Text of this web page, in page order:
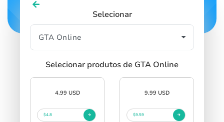
Selecionar
Selecionar produtos de GTA Online
4.99 USD
$4.8
9.99 USD
$9.59